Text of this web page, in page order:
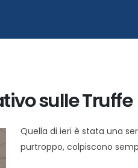
sulle Truffe
Quella di ieri è stata una
purtroppo, colpiscono